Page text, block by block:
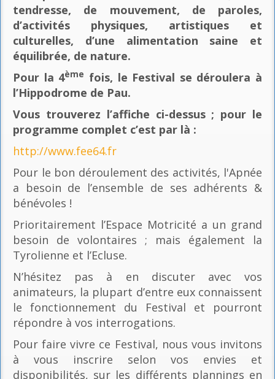
tendresse, de mouvement, de paroles,
d’activités physiques, artistiques et
culturelles, d’une alimentation saine et
équilibrée, de nature.
Pour la 4ème fois, le Festival se déroulera à
l’Hippodrome de Pau.
Vous trouverez l’affiche ci-dessus ; pour le
programme complet c’est par là :
http://www.fee64.fr
Pour le bon déroulement des activités, l'Apnée
a besoin de l’ensemble de ses adhérents &
bénévoles !
Prioritairement l’Espace Motricité a un grand
besoin de volontaires ; mais également la
Tyrolienne et l’Ecluse.
N’hésitez pas à en discuter avec vos
animateurs, la plupart d’entre eux connaissent
le fonctionnement du Festival et pourront
répondre à vos interrogations.
Pour faire vivre ce Festival, nous vous invitons
à vous inscrire selon vos envies et
disponibilités, sur les différents plannings en